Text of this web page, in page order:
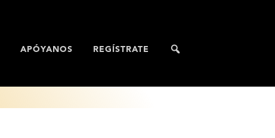
APÓYANOS REGÍSTRATE